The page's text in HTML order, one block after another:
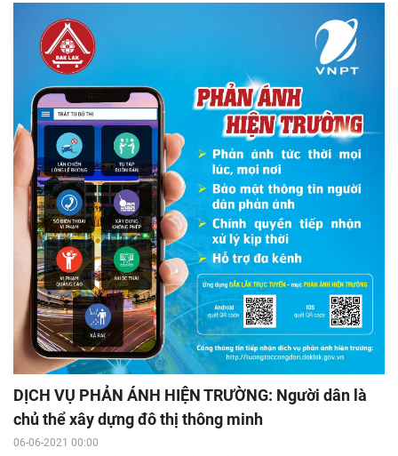
DỊCH VỤ PHẢN ÁNH HIỆN TRƯỜNG: Người dân là
chủ thể xây dựng đô thị thông minh
06-06-2021 00:00